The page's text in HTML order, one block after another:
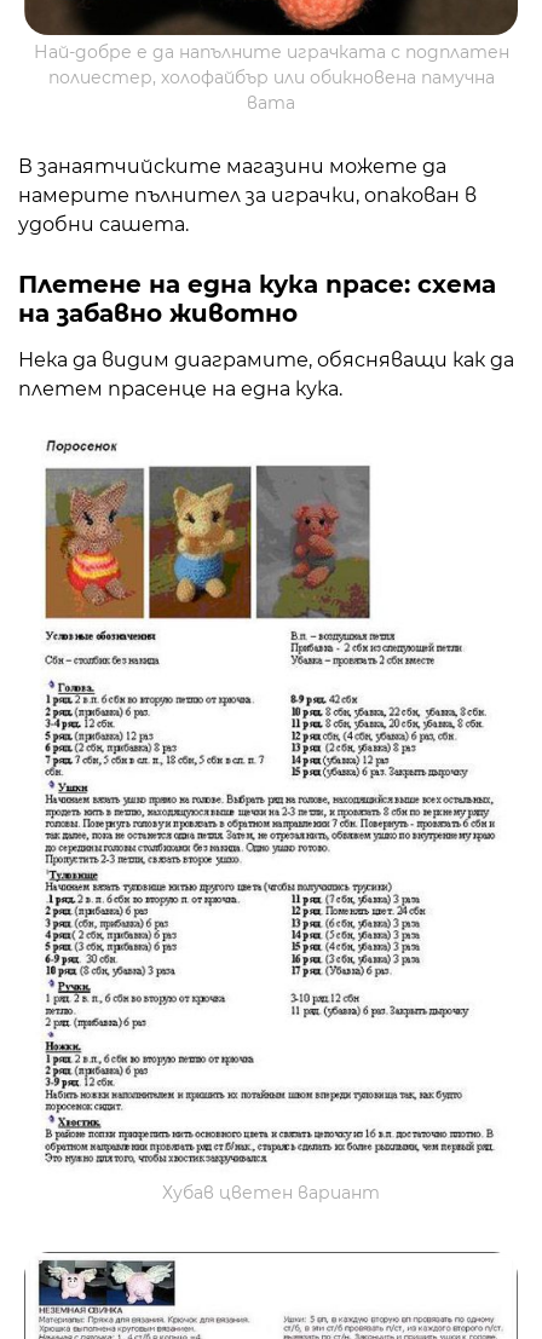
Най-добре е да напълните играчката с подплатен
полиестер, холофайбър или обикновена памучна
вата
В занаятчийските магазини можете да
намерите пълнител за играчки, опакован в
удобни сашета.
Плетене на една кука прасе: схема
на забавно животно
Нека да видим диаграмите, обясняващи как да
плетем прасенце на една кука.
Хубав цветен вариант